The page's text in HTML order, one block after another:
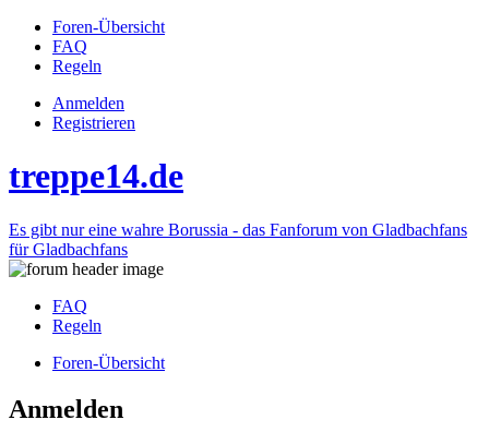
Foren-Übersicht
FAQ
Regeln
Anmelden
Registrieren
treppe14.de
Es gibt nur eine wahre Borussia - das Fanforum von Gladbachfans
für Gladbachfans
FAQ
Regeln
Foren-Übersicht
Anmelden